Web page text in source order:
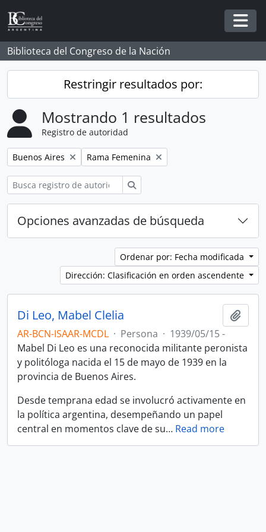
Skip to main content
Biblioteca del Congreso de la Nación
Restringir resultados por:
Mostrando 1 resultados
Registro de autoridad
Remove filter:
Buenos Aires Remove filter:
Rama Femenina
Opciones avanzadas de búsqueda
Ordenar por: Fecha modificada
Dirección: Clasificación en orden ascendente
Di Leo, Mabel Clelia
AR-BCN-ISAAR-MCDL · Persona · 1939/05/15 -
Mabel Di Leo es una reconocida militante peronista
y politóloga nacida el 15 de mayo de 1939 en la
provincia de Buenos Aires.
Desde temprana edad se involucró activamente en
la política argentina, desempeñando un papel
central en momentos clave de su… Read more